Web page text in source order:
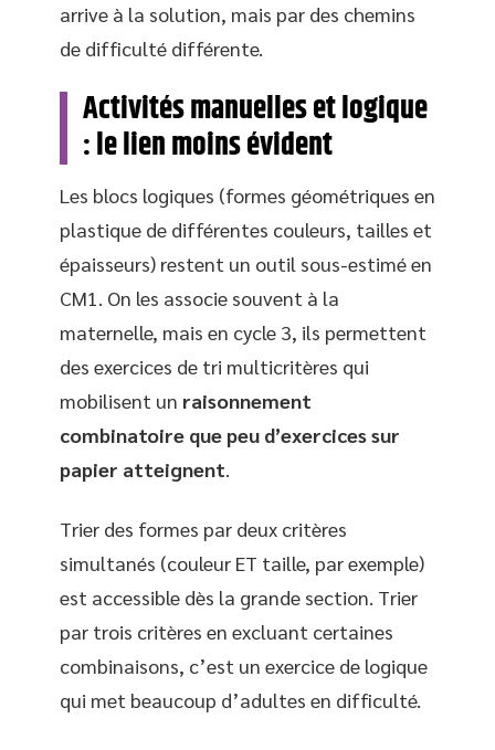
arrive à la solution, mais par des chemins
de difficulté différente.
Activités manuelles et logique
: le lien moins évident
Les blocs logiques (formes géométriques en
plastique de différentes couleurs, tailles et
épaisseurs) restent un outil sous-estimé en
CM1. On les associe souvent à la
maternelle, mais en cycle 3, ils permettent
des exercices de tri multicritères qui
mobilisent un raisonnement
combinatoire que peu d’exercices sur
papier atteignent.
Trier des formes par deux critères
simultanés (couleur ET taille, par exemple)
est accessible dès la grande section. Trier
par trois critères en excluant certaines
combinaisons, c’est un exercice de logique
qui met beaucoup d’adultes en difficulté.